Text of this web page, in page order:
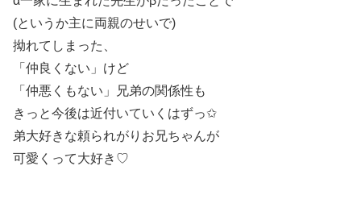
(というか主に両親のせいで)
拗れてしまった、
「仲良くない」けど
「仲悪くもない」兄弟の関係性も
きっと今後は近付いていくはずっ✩
弟大好きな頼られがりお兄ちゃんが
可愛くって大好き♡